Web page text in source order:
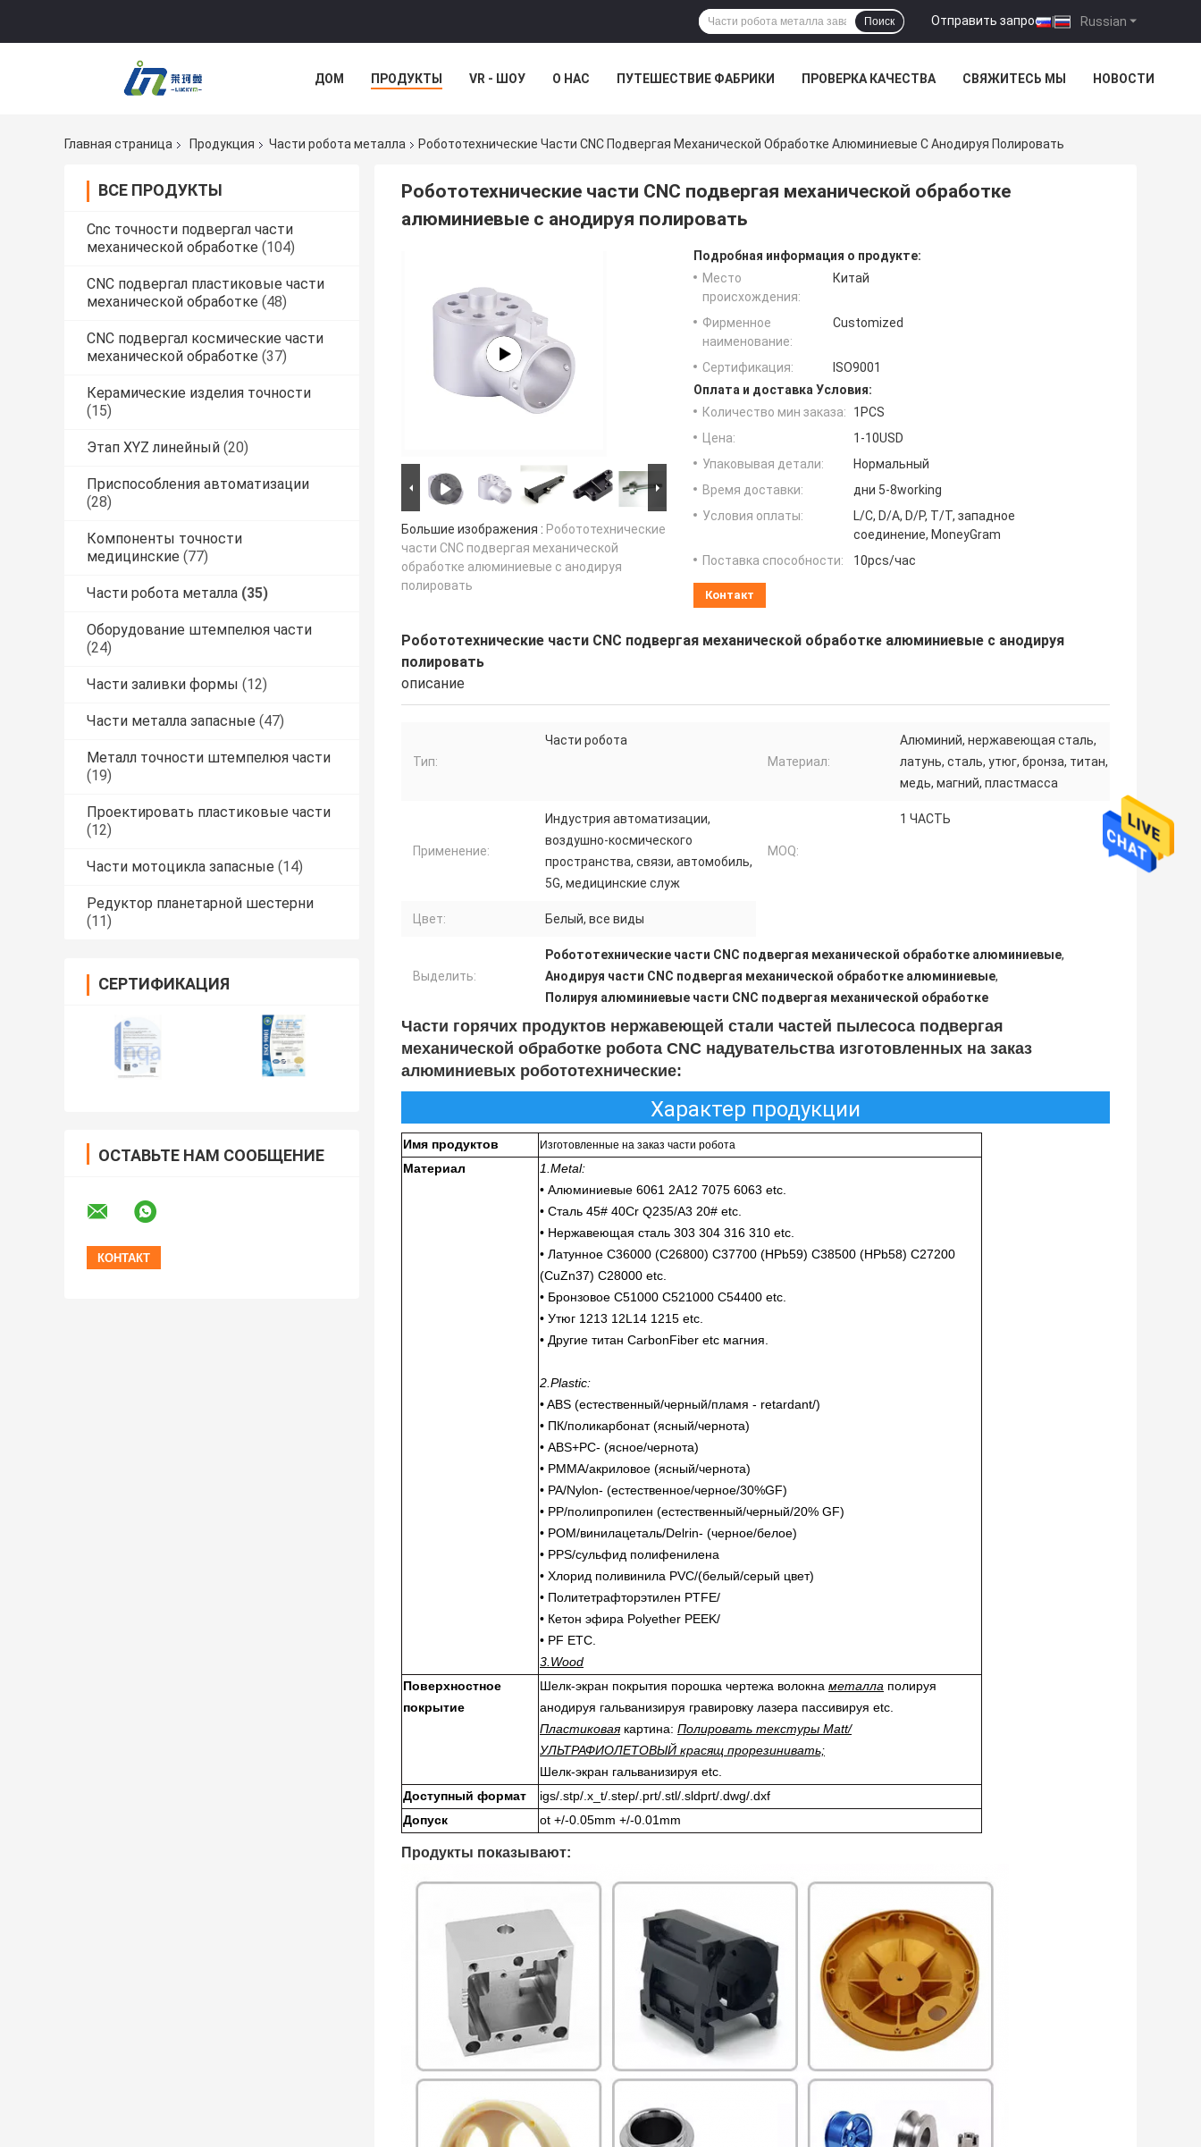
Russian
Отправить запрос |
Поиск
ДОМ ПРОДУКТЫ VR - ШОУ О НАС ПУТЕШЕСТВИЕ ФАБРИКИ ПРОВЕРКА КАЧЕСТВА СВЯЖИТЕСЬ МЫ НОВОСТИ
Главная страница
Продукция Части робота металла Робототехнические Части CNC Подвергая Механической Обработке Алюминиевые С Анодируя Полировать
ВСЕ ПРОДУКТЫ
Cnc точности подвергал части
механической обработке (104)
CNC подвергал пластиковые части
механической обработке (48)
CNC подвергал космические части
механической обработке (37)
Керамические изделия точности
(15)
Этап XYZ линейный (20)
Приспособления автоматизации
(28)
Компоненты точности
медицинские (77)
Части робота металла (35)
Оборудование штемпелюя части
(24)
Части заливки формы (12)
Части металла запасные (47)
Металл точности штемпелюя части
(19)
Проектировать пластиковые части
(12)
Части мотоцикла запасные (14)
Редуктор планетарной шестерни
(11)
СЕРТИФИКАЦИЯ
ОСТАВЬТЕ НАМ СООБЩЕНИЕ
Робототехнические части CNC подвергая механической обработке
алюминиевые с анодируя полировать
Большие изображения : Робототехнические
части CNC подвергая механической
обработке алюминиевые с анодируя
полировать
Подробная информация о продукте:
Место
происхождения:
Китай
Фирменное
наименование:
Customized
Сертификация:
ISO9001
Оплата и доставка Условия:
Количество мин заказа:
1PCS
Цена:
1-10USD
Упаковывая детали:
Нормальный
Время доставки:
дни 5-8working
Условия оплаты:
L/C, D/A, D/P, T/T, западное
соединение, MoneyGram
Поставка способности:
10pcs/час
Контакт
Робототехнические части CNC подвергая механической обработке алюминиевые с анодируя
полировать
описание
Тип:
Части робота
Материал:
Алюминий, нержавеющая сталь,
латунь, сталь, утюг, бронза, титан,
медь, магний, пластмасса
Применение:
Индустрия автоматизации,
воздушно-космического
пространства, связи, автомобиль,
5G, медицинские служ
MOQ:
1 ЧАСТЬ
Цвет: Белый, все виды
Выделить:
Робототехнические части CNC подвергая механической обработке алюминиевые,
Анодируя части CNC подвергая механической обработке алюминиевые,
Полируя алюминиевые части CNC подвергая механической обработке
Части горячих продуктов нержавеющей стали частей пылесоса подвергая
механической обработке робота CNC надувательства изготовленных на заказ
алюминиевых робототехнические:
Характер продукции
Имя продуктов Изготовленные на заказ части робота
Материал
1.Metal:
• Алюминиевые 6061 2A12 7075 6063 etc.
• Сталь 45# 40Cr Q235/A3 20# etc.
• Нержавеющая сталь 303 304 316 310 etc.
• Латунное C36000 (C26800) C37700 (HPb59) C38500 (HPb58) C27200
(CuZn37) C28000 etc.
• Бронзовое C51000 C521000 C54400 etc.
• Утюг 1213 12L14 1215 etc.
• Другие титан CarbonFiber etc магния.
2.Plastic:
• ABS (естественный/черный/пламя - retardant/)
• ПК/поликарбонат (ясный/чернота)
• ABS+PC- (ясное/чернота)
• PMMA/акриловое (ясный/чернота)
• PA/Nylon- (естественное/черное/30%GF)
• PP/полипропилен (естественный/черный/20% GF)
• POM/винилацеталь/Delrin- (черное/белое)
• PPS/сульфид полифенилена
• Хлорид поливинила PVC/(белый/серый цвет)
• Политетрафторэтилен PTFE/
• Кетон эфира Polyether PEEK/
• PF ETC.
3.Wood
Поверхностное
покрытие
Шелк-экран покрытия порошка чертежа волокна металла полируя
анодируя гальванизируя гравировку лазера пассивируя etc.
Пластиковаякартина: Полировать текстуры Matt/
УЛЬТРАФИОЛЕТОВЫЙ красящ прорезинивать;
Шелк-экран гальванизируя etc.
Доступный формат
igs/.stp/.x_t/.step/.prt/.stl/.sldprt/.dwg/.dxf
Допуск
ot +/-0.05mm +/-0.01mm
Продукты показывают: